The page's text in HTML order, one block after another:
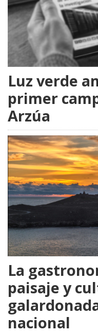
Luz verde
primer
Arzúa
La
paisaje y
nacional